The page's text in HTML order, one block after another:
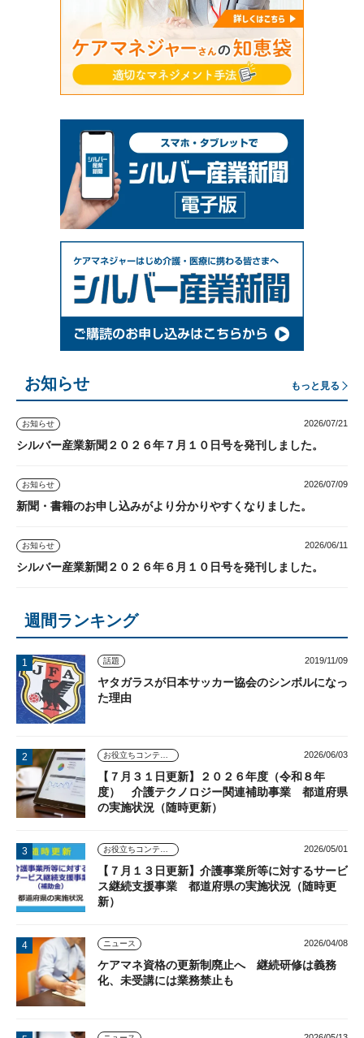
お知らせ もっと見る
お知らせ 2026/07/21
シルバー産業新聞２０２６年７月１０日号を発刊しました。
お知らせ 2026/07/09
新聞・書籍のお申し込みがより分かりやすくなりました。
お知らせ 2026/06/11
シルバー産業新聞２０２６年６月１０日号を発刊しました。
週間ランキング
話題 2019/11/09
ヤタガラスが日本サッカー協会のシンボルになっ
た理由
お役立ちコンテンツ 2026/06/03
【７月３１日更新】２０２６年度（令和８年
度） 介護テクノロジー関連補助事業 都道府県
の実施状況（随時更新）
お役立ちコンテンツ 2026/05/01
【７月１３日更新】介護事業所等に対するサービ
ス継続支援事業 都道府県の実施状況（随時更
新）
ニュース 2026/04/08
ケアマネ資格の更新制廃止へ 継続研修は義務
化、未受講には業務禁止も